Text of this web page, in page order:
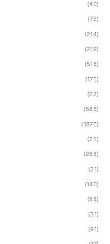
(40)
(75)
(214)
(219)
(518)
(175)
(62)
(586)
(1876)
(25)
(288)
(21)
(140)
(88)
(31)
(91)